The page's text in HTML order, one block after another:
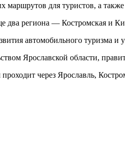
маршрутов для туристов, а
два региона — Костромская и
автомобильного туризма и
Ярославской области,
через Ярославль,